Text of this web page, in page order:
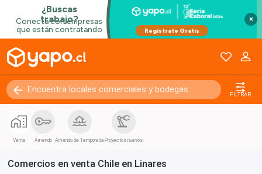
×
FILTRAR
Venta Arriendo Arriendo de Temporada Proyectos nuevos
Comercios en venta Chile en Linares